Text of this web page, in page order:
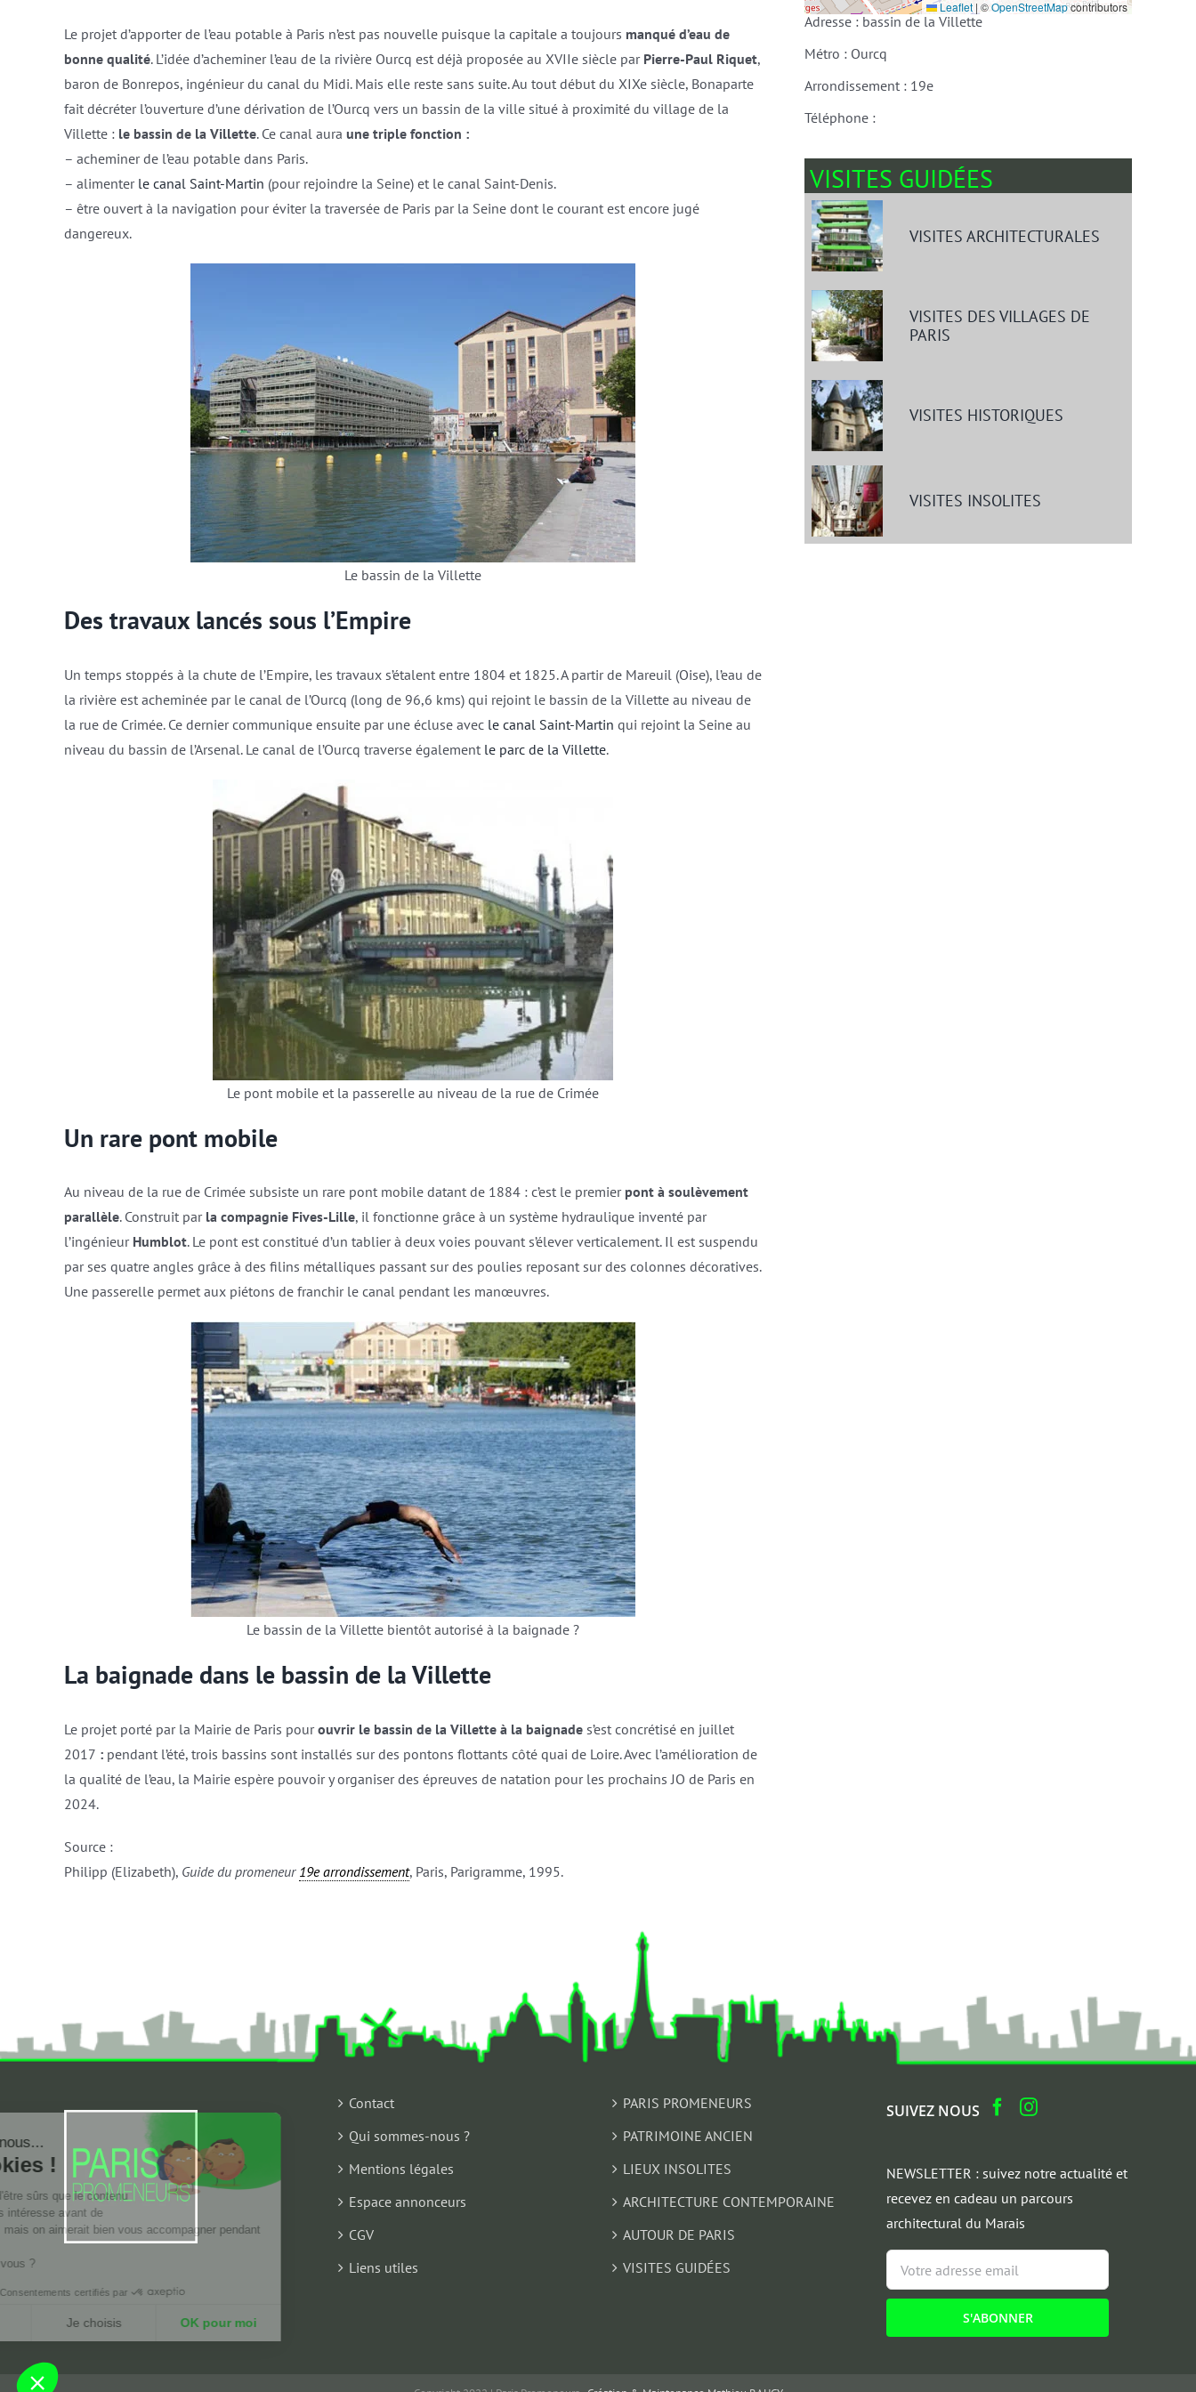
Le projet d’apporter de l’eau potable à Paris n’est pas nouvelle puisque la capitale a toujours manqué d’eau de
bonne qualité. L’idée d’acheminer l’eau de la rivière Ourcq est déjà proposée au XVIIe siècle par Pierre-Paul Riquet,
baron de Bonrepos, ingénieur du canal du Midi. Mais elle reste sans suite. Au tout début du XIXe siècle, Bonaparte
fait décréter l’ouverture d’une dérivation de l’Ourcq vers un bassin de la ville situé à proximité du village de la
Villette : le bassin de la Villette. Ce canal aura une triple fonction :
– acheminer de l’eau potable dans Paris.
– alimenter le canal Saint-Martin (pour rejoindre la Seine) et le canal Saint-Denis.
– être ouvert à la navigation pour éviter la traversée de Paris par la Seine dont le courant est encore jugé
dangereux.
Le bassin de la Villette
Des travaux lancés sous l’Empire
Un temps stoppés à la chute de l’Empire, les travaux s’étalent entre 1804 et 1825. A partir de Mareuil (Oise), l’eau de
la rivière est acheminée par le canal de l’Ourcq (long de 96,6 kms) qui rejoint le bassin de la Villette au niveau de
la rue de Crimée. Ce dernier communique ensuite par une écluse avec le canal Saint-Martin qui rejoint la Seine au
niveau du bassin de l’Arsenal. Le canal de l’Ourcq traverse également le parc de la Villette.
Le pont mobile et la passerelle au niveau de la rue de Crimée
Un rare pont mobile
Au niveau de la rue de Crimée subsiste un rare pont mobile datant de 1884 : c’est le premier pont à soulèvement
parallèle. Construit par la compagnie Fives-Lille, il fonctionne grâce à un système hydraulique inventé par
l’ingénieur Humblot. Le pont est constitué d’un tablier à deux voies pouvant s’élever verticalement. Il est suspendu
par ses quatre angles grâce à des filins métalliques passant sur des poulies reposant sur des colonnes décoratives.
Une passerelle permet aux piétons de franchir le canal pendant les manœuvres.
Le bassin de la Villette bientôt autorisé à la baignade ?
La baignade dans le bassin de la Villette
Le projet porté par la Mairie de Paris pourouvrir le bassin de la Villette à la baignade s’est concrétisé en juillet
2017 :pendant l’été, trois bassins sont installés sur des pontons flottants côté quai de Loire. Avec l’amélioration de
la qualité de l’eau, la Mairie espère pouvoir y organiser des épreuves de natation pour les prochains JO de Paris en
2024.
Source :
Philipp (Elizabeth), Guide du promeneur 19e arrondissement, Paris, Parigramme, 1995.
Leaflet | ©OpenStreetMapcontributors
Adresse : bassin de la Villette
Métro : Ourcq
Arrondissement : 19e
Téléphone :
VISITES GUIDÉES
VISITES ARCHITECTURALES
VISITES DES VILLAGES DE
PARIS
VISITES HISTORIQUES
VISITES INSOLITES
Contact
Qui sommes-nous ?
Mentions légales
Espace annonceurs
CGV
Liens utiles
PARIS PROMENEURS
PATRIMOINE ANCIEN
LIEUX INSOLITES
ARCHITECTURE CONTEMPORAINE
AUTOUR DE PARIS
VISITES GUIDÉES
SUIVEZ NOUS
NEWSLETTER : suivez notre actualité et
recevez en cadeau un parcours
architectural du Marais
Email
*
Salut c'est nous...
les Cookies !
On a attendu d'être sûrs que le contenu
de ce site vous intéresse avant de
vous déranger, mais on aimerait bien vous accompagner pendant
votre visite...
Consentements certifiés par
Non merci Je choisis
Plateforme de Gestion du Consentement : Personnalisez vos Options